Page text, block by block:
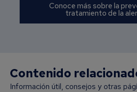
Conoce más sobre la
tratamiento de la
Contenido
Información útil, consejos y otras